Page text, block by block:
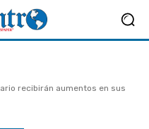
recibirán aumentos en sus